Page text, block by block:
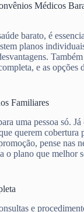
Médicos
barato, é
planos
e as opções
Familiares
uma pessoa só.
querem cobertura
pense nas
o plano que melhor
e